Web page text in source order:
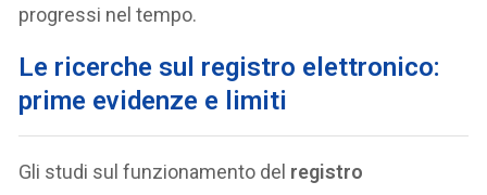
progressi nel tempo.
Le ricerche sul registro elettronico:
prime evidenze e limiti
Gli studi sul funzionamento del registro